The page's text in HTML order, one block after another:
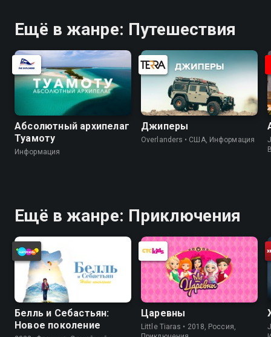
Ещё в жанре: Путешествия
Абсолютный архипелаг
Туамоту
Информация
Джиперы
Overlanders • США, Информация
Ещё в жанре: Приключения
Белль и Себастьян:
Новое поколение
Царевны
Little Tiaras • 2018, Россия,